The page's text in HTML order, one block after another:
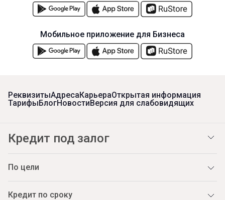
РеквизитыАдресаКарьераОткрытая информация
ТарифыБлогНовостиВерсия для слабовидящих
Кредит под залог
По цели
Кредит по сроку
Мобильное приложение для Бизнеса